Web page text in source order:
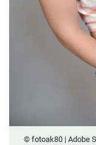
© fotoak80 | Adobe